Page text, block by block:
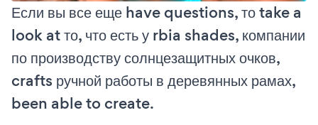
Если вы все еще have questions, то take a
look at то, что есть у rbia shades, компании
по производству солнцезащитных очков,
crafts ручной работы в деревянных рамах,
been able to create.